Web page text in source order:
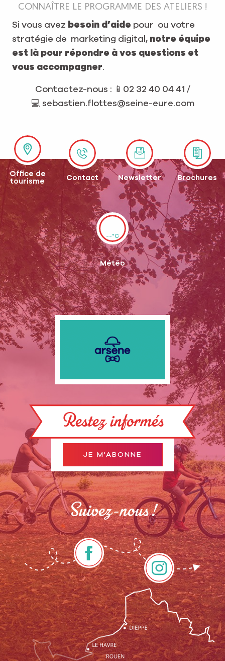
CONNAÎTRE LE PROGRAMME DES ATELIERS !
Si vous avez besoin d’aide pour ou votre
stratégie de marketing digital, notre équipe
est là pour répondre à vos questions et
vous accompagner.
Contactez-nous : 📱02 32 40 04 41 /
💻 sebastien.flottes@seine-eure.com
Office de
tourisme
Contact Newsletter Brochures
--°C
Météo
Restez informés
JE M'ABONNE
Suivez-nous !